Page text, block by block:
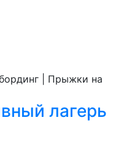
| Прыжки на
лагерь